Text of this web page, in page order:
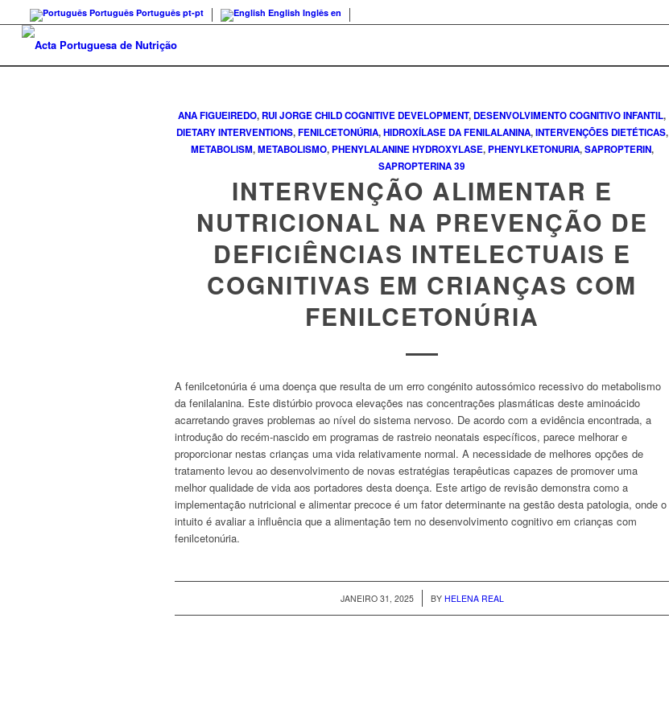
Português Português pt-pt English Inglês en
ANA FIGUEIREDO, RUI JORGECHILD COGNITIVE DEVELOPMENT,DESENVOLVIMENTO COGNITIVO INFANTIL,
DIETARY INTERVENTIONS,FENILCETONÚRIA,HIDROXÍLASE DA FENILALANINA,INTERVENÇÕES DIETÉTICAS,
METABOLISM,METABOLISMO,PHENYLALANINE HYDROXYLASE,PHENYLKETONURIA,SAPROPTERIN,
SAPROPTERINA39
INTERVENÇÃO ALIMENTAR E
NUTRICIONAL NA PREVENÇÃO DE
DEFICIÊNCIAS INTELECTUAIS E
COGNITIVAS EM CRIANÇAS COM
FENILCETONÚRIA
A fenilcetonúria é uma doença que resulta de um erro congénito autossómico recessivo do metabolismo
da fenilalanina. Este distúrbio provoca elevações nas concentrações plasmáticas deste aminoácido
acarretando graves problemas ao nível do sistema nervoso. De acordo com a evidência encontrada, a
introdução do recém-nascido em programas de rastreio neonatais específicos, parece melhorar e
proporcionar nestas crianças uma vida relativamente normal. A necessidade de melhores opções de
tratamento levou ao desenvolvimento de novas estratégias terapêuticas capazes de promover uma
melhor qualidade de vida aos portadores desta doença. Este artigo de revisão demonstra como a
implementação nutricional e alimentar precoce é um fator determinante na gestão desta patologia, onde o
intuito é avaliar a influência que a alimentação tem no desenvolvimento cognitivo em crianças com
fenilcetonúria.
JANEIRO 31, 2025
/ BY HELENA REAL